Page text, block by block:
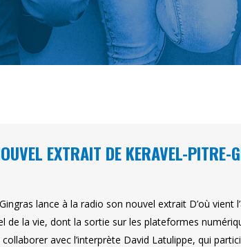
EXTRAIT DE KERAVEL-PITRE-
lance à la radio son nouvel extrait D’où vient
la vie, dont la sortie sur les plateformes
avec l’interprète David Latulippe, qui